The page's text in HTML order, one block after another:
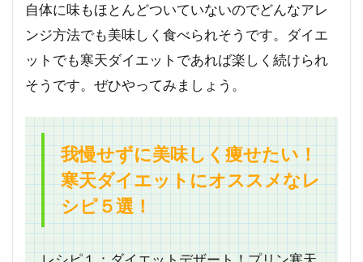
自体に味もほとんどついていないのでどんなアレ
ンジ方法でも美味しく食べられそうです。ダイエ
ットでも寒天ダイエットであれば楽しく続けられ
そうです。ぜひやってみましょう。
我慢せずに美味しく痩せたい！
寒天ダイエットにオススメなレ
シピ５選！